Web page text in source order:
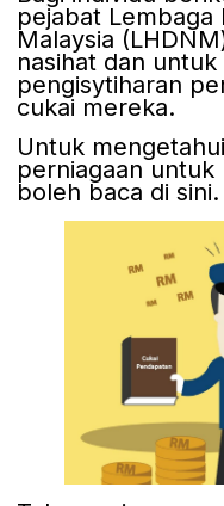
pejabat Lembaga
Malaysia
nasihat dan
pengisytiharan
cukai mereka.
Untuk
perniagaan untuk
boleh baca di sini.